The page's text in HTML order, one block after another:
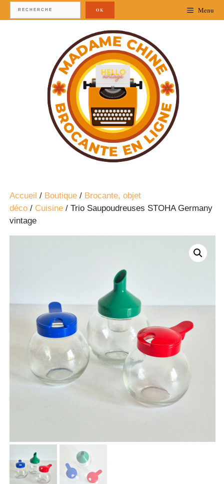
OK Menu
Accueil / Boutique / Brocante, objet
déco / Cuisine / Trio Saupoudreuses STOHA Germany
vintage